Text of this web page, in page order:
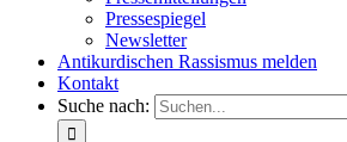
Pressespiegel
Newsletter
Antikurdischen Rassismus melden
Kontakt
Suche nach: